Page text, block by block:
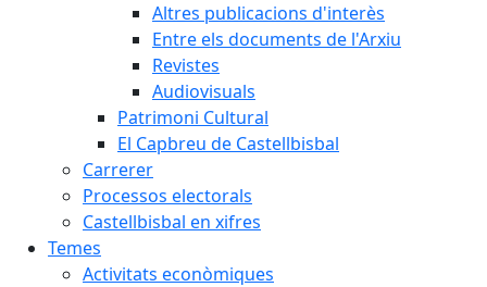
Altres publicacions d'interès
Entre els documents de l'Arxiu
Revistes
Audiovisuals
Patrimoni Cultural
El Capbreu de Castellbisbal
Carrerer
Processos electorals
Castellbisbal en xifres
Temes
Activitats econòmiques